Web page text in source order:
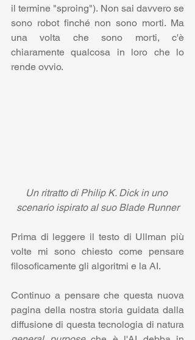
il termine "sproing"). Non sai davvero se
sono robot finché non sono morti. Ma
una volta che sono morti, c'è
chiaramente qualcosa in loro che lo
rende ovvio.
Un ritratto di Philip K. Dick in uno
scenario ispirato al suo Blade Runner
Prima di leggere il testo di Ullman più
volte mi sono chiesto come pensare
filosoficamente gli algoritmi e la AI.
Continuo a pensare che questa nuova
pagina della nostra storia guidata dalla